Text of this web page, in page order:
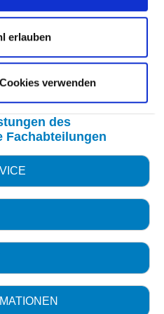
erlauben
verwenden
ZUR
des
Fachabteilungen